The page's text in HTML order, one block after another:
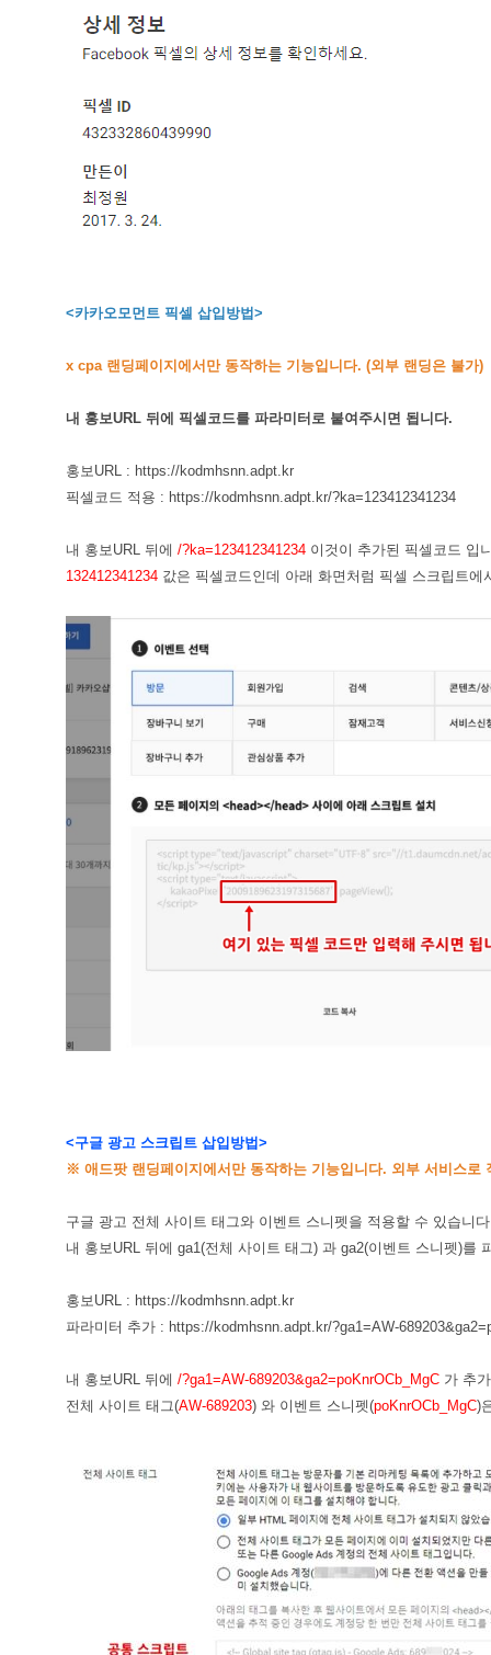
<카카오모먼트 픽셀 삽입방법>
x cpa 랜딩페이지에서만 동작하는 기능입니다. (외부 랜딩은 불가)
내 홍보URL 뒤에 픽셀코드를 파라미터로 붙여주시면 됩니다.
홍보URL : https://kodmhsnn.adpt.kr
픽셀코드 적용 : https://kodmhsnn.adpt.kr/?ka=123412341234
내 홍보URL 뒤에 /?ka=123412341234 이것이 추가된 픽셀코드 입
132412341234 값은 픽셀코드인데 아래 화면처럼 픽셀 스크립트에
<구글 광고 스크립트 삽입방법>
※ 애드팟 랜딩페이지에서만 동작하는 기능입니다. 외부 서비스로
구글 광고 전체 사이트 태그와 이벤트 스니펫을 적용할 수 있습니
내 홍보URL 뒤에 ga1(전체 사이트 태그) 과 ga2(이벤트 스니펫)를
홍보URL : https://kodmhsnn.adpt.kr
파라미터 추가 : https://kodmhsnn.adpt.kr/?ga1=AW-
내 홍보URL 뒤에 /?ga1=AW-689203&ga2=poKnrOCb_MgC 가 추
전체 사이트 태그(AW-689203) 와 이벤트 스니펫(poKnrOCb_MgC)